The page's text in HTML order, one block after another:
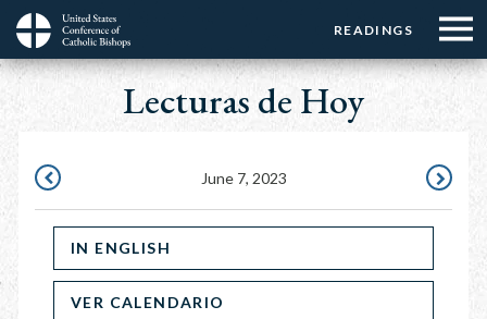
Skip
main
Menu:
Top
Buttons
READINGS
Menu:
Top
☰
Menu
Main
navigation
Lecturas de Hoy
June 7, 2023
JUNE
IN ENGLISH
VER CALENDARIO